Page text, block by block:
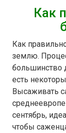
Как
Как
землю.
большинство
есть
Высаживать
сентябрь,
чтобы